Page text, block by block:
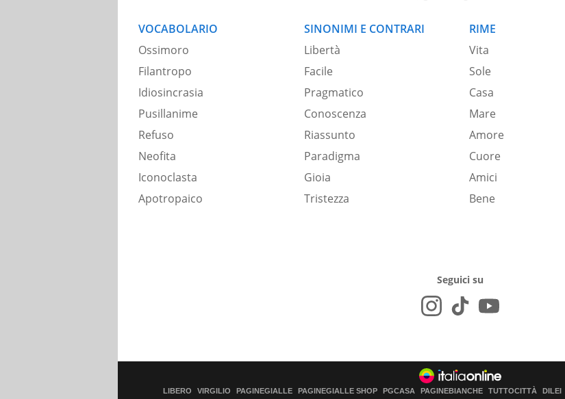
VOCABOLARIO
Ossimoro
Filantropo
Idiosincrasia
Pusillanime
Refuso
Neofita
Iconoclasta
Apotropaico
SINONIMI E CONTRARI
Libertà
Facile
Pragmatico
Conoscenza
Riassunto
Paradigma
Gioia
Tristezza
RIME
Vita
Sole
Casa
Mare
Amore
Cuore
Amici
Bene
Seguici su
LIBERO VIRGILIO PAGINEGIALLE PAGINEGIALLE SHOP PGCASA PAGINEBIANCHE TUTTOCITTÀ DILEI